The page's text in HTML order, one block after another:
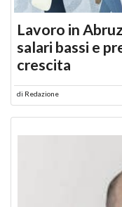
Lavoro in
salari bassi e
crescita
di Redazione